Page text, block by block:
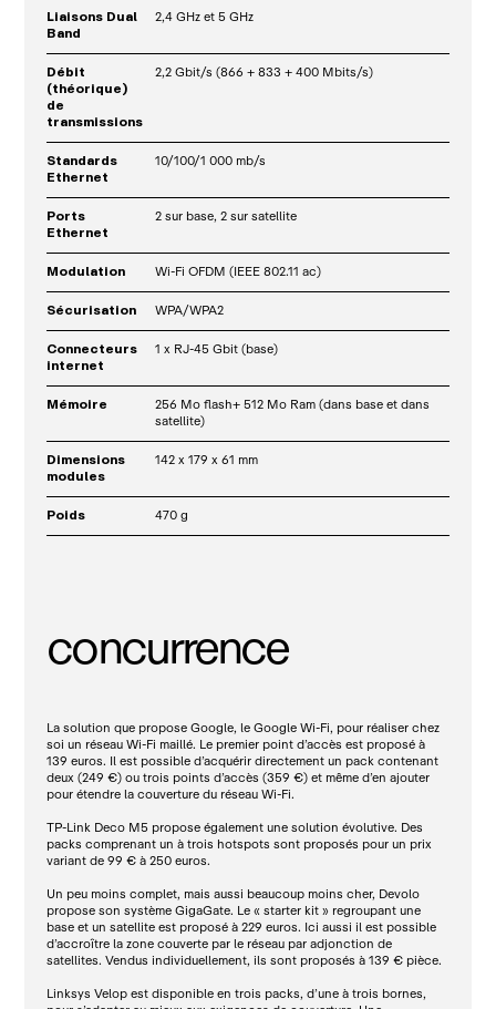
Liaisons Dual
Band
2,4 GHz et 5 GHz
Débit
(théorique)
de
transmissions
2,2 Gbit/s (866 + 833 + 400 Mbits/s)
Standards
Ethernet
10/100/1 000 mb/s
Ports
Ethernet
2 sur base, 2 sur satellite
Modulation
Wi-Fi OFDM (IEEE 802.11 ac)
Sécurisation
WPA/WPA2
Connecteurs
internet
1 x RJ-45 Gbit (base)
Mémoire
256 Mo flash+ 512 Mo Ram (dans base et dans
satellite)
Dimensions
modules
142 x 179 x 61 mm
Poids 470 g
concurrence
La solution que propose Google, le Google Wi-Fi, pour réaliser chez
soi un réseau Wi-Fi maillé. Le premier point d’accès est proposé à
139 euros. Il est possible d’acquérir directement un pack contenant
deux (249 €) ou trois points d’accès (359 €) et même d’en ajouter
pour étendre la couverture du réseau Wi-Fi.
TP-Link Deco M5 propose également une solution évolutive. Des
packs comprenant un à trois hotspots sont proposés pour un prix
variant de99 € à 250euros.
Un peu moins complet, mais aussi beaucoup moins cher, Devolo
propose son système GigaGate. Le « starter kit » regroupant une
base et un satellite est proposé à 229 euros. Ici aussi il est possible
d’accroître la zone couverte par le réseau par adjonction de
satellites. Vendus individuellement, ils sont proposés à 139 € pièce.
Linksys Velop est disponible en trois packs, d’une à trois bornes,